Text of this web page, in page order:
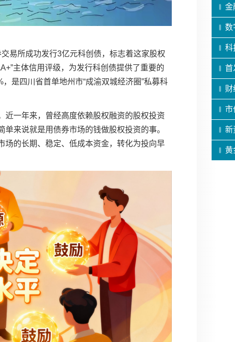
所成功发行3亿元科创债，标志着这家股权
主体信用评级，为发行科创债提供了重要的
是四川省首单地州市“成渝双城经济圈”私募科
一年来，曾经高度依赖股权融资的股权投资
来说就是用债券市场的钱做股权投资的事。
的长期、稳定、低成本资金，转化为投向早
金
数
科
首
财
市
新
黄